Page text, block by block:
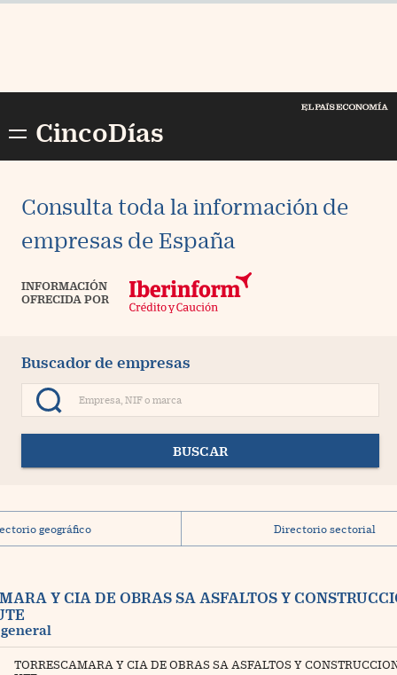
CincoDías
Dinero
Consulta toda la información de
empresas de España
INFORMACIÓN
OFRECIDA POR
Buscador de empresas
BUSCAR
geográfico Directorio sectorial
Y CIA DE OBRAS SA ASFALTOS Y
TORRESCAMARA Y CIA DE OBRAS SA ASFALTOS Y